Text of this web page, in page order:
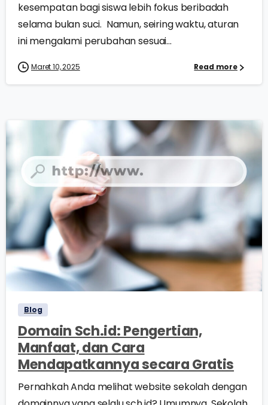
kesempatan bagi siswa lebih fokus beribadah
selama bulan suci. Namun, seiring waktu, aturan
ini mengalami perubahan sesuai...
Maret 10, 2025 Read more
0 0
Blog
Domain Sch.id: Pengertian,
Manfaat, dan Cara
Mendapatkannya secara Gratis
Pernahkah Anda melihat website sekolah dengan